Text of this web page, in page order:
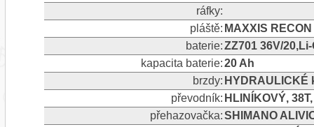
ráfky:
pláště: MAXXIS
baterie:ZZ701 36V/
kapacita baterie:20 Ah
brzdy: HYDRAULICKÉ
převodník: HLINÍKOVÝ,
přehazovačka:SHIMANO